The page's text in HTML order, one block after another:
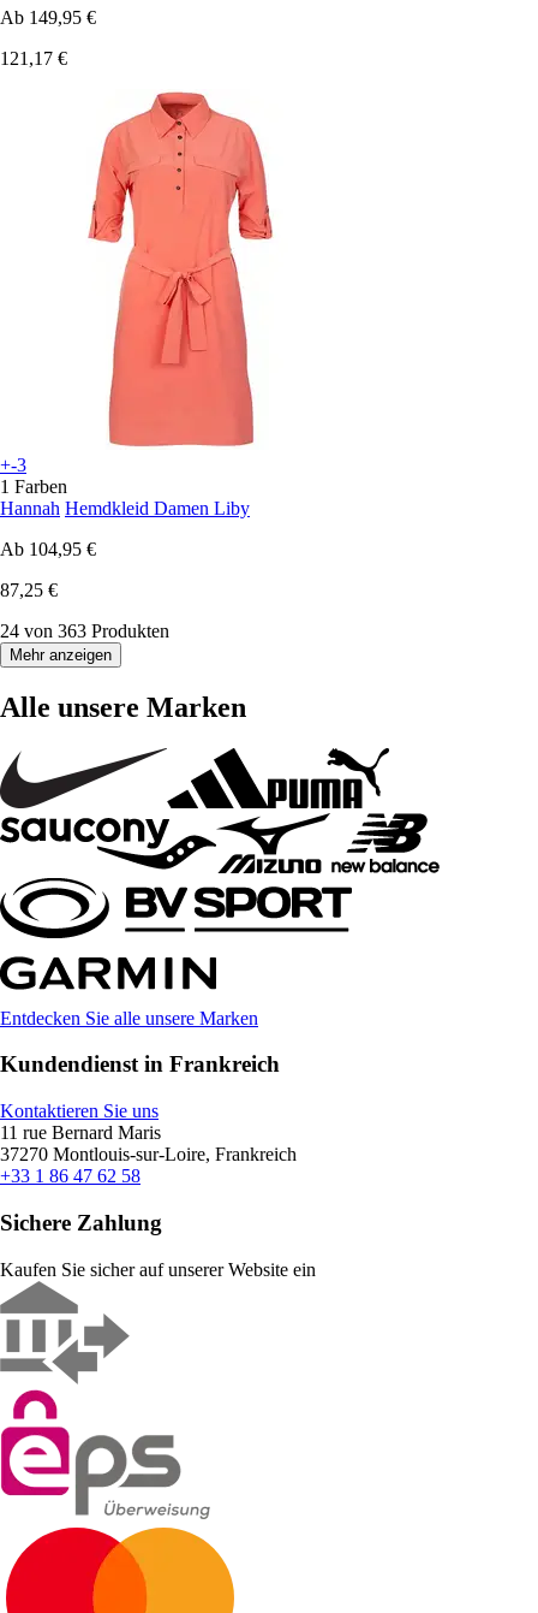
Ab 149,95 €
121,17 €
+-3
1 Farben
Hannah Hemdkleid Damen Liby
Ab 104,95 €
87,25 €
24 von 363 Produkten
Mehr anzeigen
Alle unsere Marken
Entdecken Sie alle unsere Marken
Kundendienst in Frankreich
Kontaktieren Sie uns
11 rue Bernard Maris
37270 Montlouis-sur-Loire, Frankreich
+33 1 86 47 62 58
Sichere Zahlung
Kaufen Sie sicher auf unserer Website ein